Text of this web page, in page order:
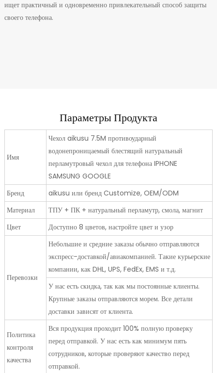
ищет практичный и одновременно привлекательный способ защиты
своего телефона.
Параметры Продукта
Имя
Чехол aikusu 7.5M противоударный
водонепроницаемый блестящий натуральный
перламутровый чехол для телефона IPHONE
SAMSUNG GOOGLE
Бренд
aikusu или бренд Customize, OEM/ODM
Материал
ТПУ + ПК + натуральный перламутр, смола, магнит
Цвет
Доступно 8 цветов, настройте цвет и узор
Перевозки
Небольшие и средние заказы обычно отправляются
экспресс-доставкой/авиакомпанией. Такие курьерские
компании, как DHL, UPS, FedEx, EMS и т.д.
У нас есть скидка, так как мы постоянные клиенты.
Крупные заказы отправляются морем. Все детали
доставки зависят от клиента.
Политика
контроля
качества
Вся продукция проходит 100% полную проверку
перед отправкой. У нас есть как минимум пять
сотрудников, которые проверяют качество перед
отправкой.